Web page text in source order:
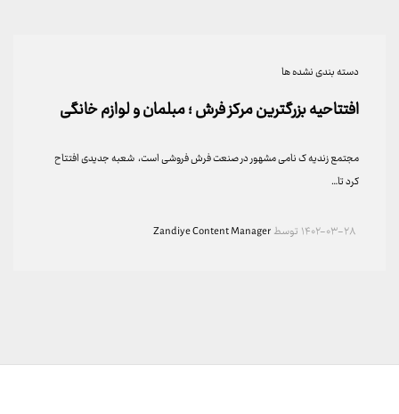
دسته بندی نشده ها
افتتاحیه بزرگترین مرکز فرش ؛ مبلمان و لوازم خانگی
مجتمع زندیه ک نامی مشهور در صنعت فرش فروشی است، شعبه جدیدی افتتاح
کرد تا…
۱۴۰۲-۰۳-۲۸ توسطZandiye Content Manager